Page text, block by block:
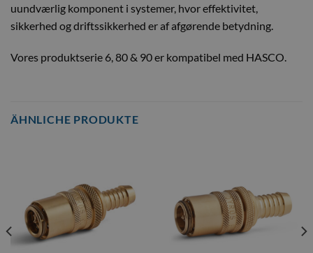
uundværlig komponent i systemer, hvor effektivitet,
sikkerhed og driftssikkerhed er af afgørende betydning.
Vores produktserie 6, 80 & 90 er kompatibel med HASCO.
ÄHNLICHE PRODUKTE